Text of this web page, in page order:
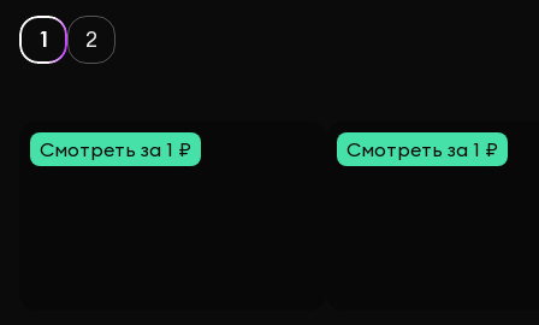
1 2
Смотреть за 1 ₽ Смотреть за 1 ₽